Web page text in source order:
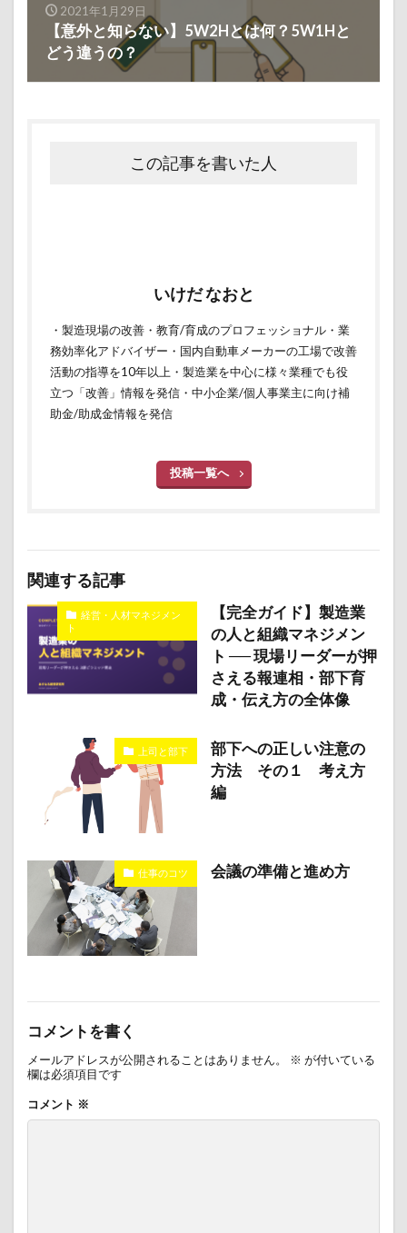
2021年1月29日
【意外と知らない】5W2Hとは何？5W1Hと
どう違うの？
この記事を書いた人
いけだ なおと
・製造現場の改善・教育/育成のプロフェッショナル・業
務効率化アドバイザー・国内自動車メーカーの工場で改善
活動の指導を10年以上・製造業を中心に様々業種でも役
立つ「改善」情報を発信・中小企業/個人事業主に向け補
助金/助成金情報を発信
投稿一覧へ
関連する記事
経営・人材マネジメン
ト
【完全ガイド】製造業
の人と組織マネジメン
ト ── 現場リーダーが押
さえる報連相・部下育
成・伝え方の全体像
上司と部下
部下への正しい注意の
方法 その１ 考え方
編
仕事のコツ 会議の準備と進め方
コメントを書く
メールアドレスが公開されることはありません。 ※ が付いている
欄は必須項目です
コメント ※